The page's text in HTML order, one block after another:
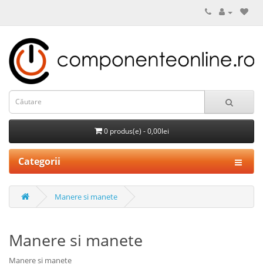
0 produs(e) - 0,00lei
Categorii
Manere si manete
Manere si manete
Manere si manete